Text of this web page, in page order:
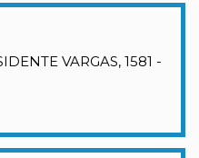
VARGAS, 1581 -